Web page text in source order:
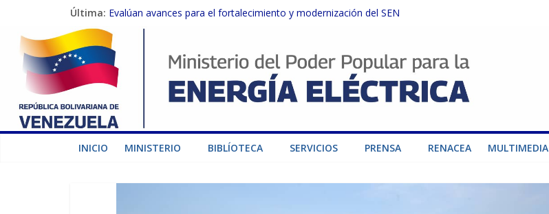
Última: Evalúan avances para el fortalecimiento y modernización del SEN
Inspeccionan trabajos de rehabilitación en instalaciones del SEN en Carabobo
Gobierno Nacional activa plan preventivo para fortalecer el SEN ante el fenómeno de El Niño
Termocarabobo recupera el 50% de su capacidad de generación para fortalecer el SEN
Condecoran a trabajadores del sector eléctrico por su heroica labor tras el doble sismo del 24-J
INICIO MINISTERIO BIBLÍOTECA SERVICIOS PRENSA RENACEA MULTIMEDIA